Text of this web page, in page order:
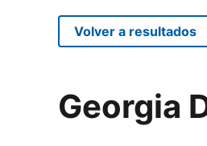
Volver a resultados
Georgia